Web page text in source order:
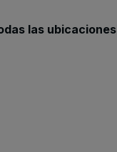
las ubicaciones